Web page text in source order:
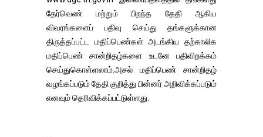
தேர்வெண் மற்றும் பிறந்த தேதி ஆகிய
விவரங்களைப் பதிவு செய்து தங்களுக்கான
திருத்தப்பட்ட மதிப்பெண்கள் அடங்கிய தற்காலிக
மதிப்பெண் சான்றிதழ்களை உடனே பதிவிறக்கம்
செய்துகொள்ளலாம்.அசல் மதிப்பெண் சான்றிதழ்
வழங்கப்படும் தேதி குறித்து பின்னர் அறிவிக்கப்படும்
எனவும் தெரிவிக்கப்பட்டுள்ளது.